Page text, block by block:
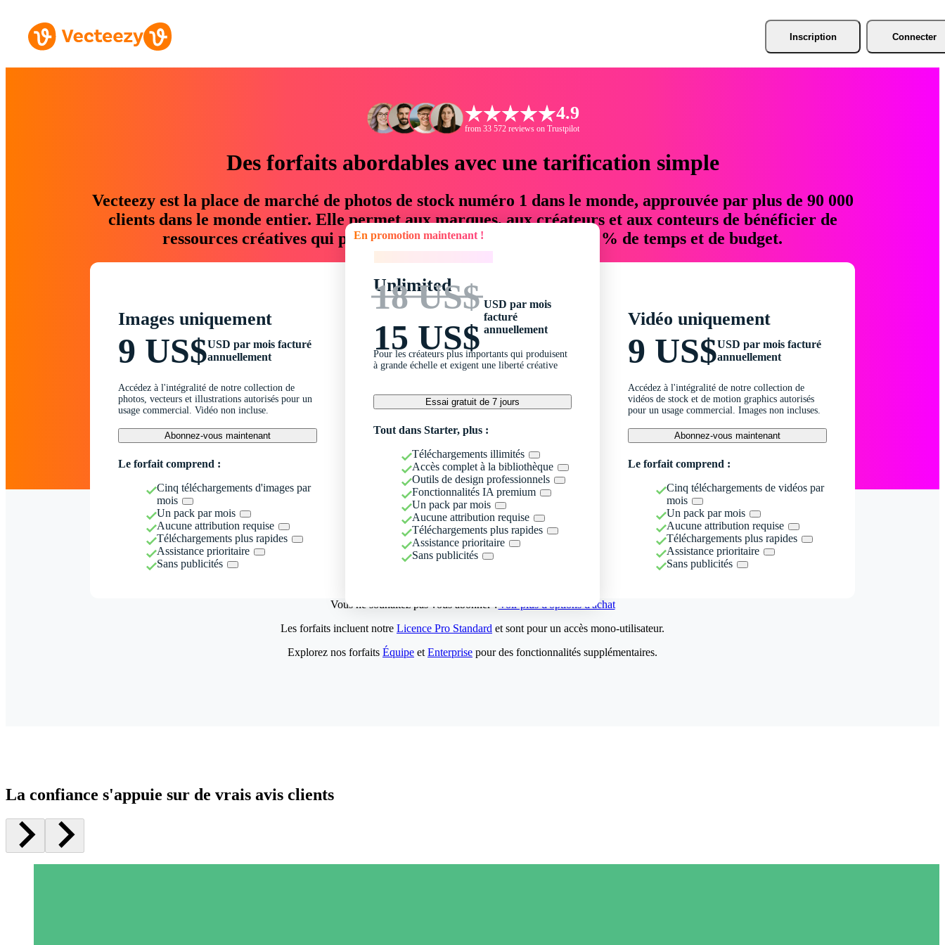
Inscription Connecter
4.9
from 33 572 reviews on Trustpilot
Des forfaits abordables avec une tarification simple
Vecteezy est la place de marché de photos de stock numéro 1 dans le monde, approuvée par plus de 90 000
clients dans le monde entier. Elle permet aux marques, aux créateurs et aux conteurs de bénéficier de
ressources créatives qui permettent d'économiser jusqu'à 76 % de temps et de budget.
Images uniquement
9 US$USD par mois facturé
annuellement
Accédez à l'intégralité de notre collection de
photos, vecteurs et illustrations autorisés pour un
usage commercial. Vidéo non incluse.
Abonnez-vous maintenant
Le forfait comprend :
Cinq téléchargements d'images par
mois
Un pack par mois
Aucune attribution requise
Téléchargements plus rapides
Assistance prioritaire
Sans publicités
En promotion maintenant !
Unlimited
18 US$
15 US$
USD par mois
facturé
annuellement
Pour les créateurs plus importants qui produisent
à grande échelle et exigent une liberté créative
Essai gratuit de 7 jours
Tout dans Starter, plus :
Téléchargements illimités
Accès complet à la bibliothèque
Outils de design professionnels
Fonctionnalités IA premium
Un pack par mois
Aucune attribution requise
Téléchargements plus rapides
Assistance prioritaire
Sans publicités
Vidéo uniquement
9 US$USD par mois facturé
annuellement
Accédez à l'intégralité de notre collection de
vidéos de stock et de motion graphics autorisés
pour un usage commercial. Images non incluses.
Abonnez-vous maintenant
Le forfait comprend :
Cinq téléchargements de vidéos par
mois
Un pack par mois
Aucune attribution requise
Téléchargements plus rapides
Assistance prioritaire
Sans publicités
Vous ne souhaitez pas vous abonner ?Voir plus d'options d'achat
Les forfaits incluent notre Licence Pro Standard et sont pour un accès mono-utilisateur.
Explorez nos forfaits Équipe et Enterprise pour des fonctionnalités supplémentaires.
La confiance s'appuie sur de vrais avis clients